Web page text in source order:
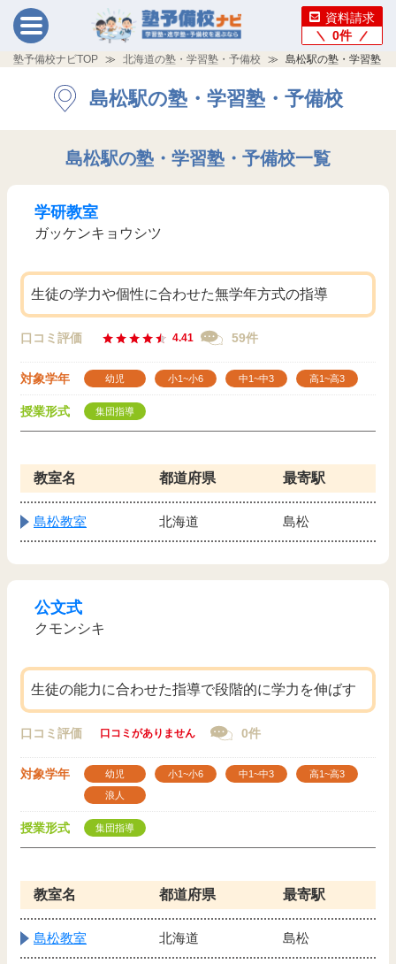
資料請求
0件
塾予備校ナビTOP 北海道の塾・学習塾・予備校 島松駅の塾・学習塾・
島松駅の塾・学習塾・予備校
島松駅の塾・学習塾・予備校一覧
学研教室
ガッケンキョウシツ
生徒の学力や個性に合わせた無学年方式の指導
口コミ評価 4.41 59件
対象学年 幼児 小1~小6 中1~中3 高1~高3
授業形式 集団指導
教室名 都道府県 最寄駅
島松教室 北海道 島松
公文式
クモンシキ
生徒の能力に合わせた指導で段階的に学力を伸ばす
口コミ評価 口コミがありません 0件
対象学年 幼児 小1~小6 中1~中3
高1~高3
浪人
授業形式 集団指導
教室名 都道府県 最寄駅
島松教室 北海道 島松